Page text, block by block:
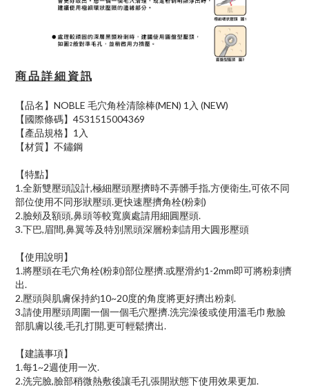
商 品 詳 細 資 訊
【品名】NOBLE 毛穴角栓清除棒(MEN) 1入 (NEW)
【國際條碼】4531515004369
【產品規格】1入
【材質】不鏽鋼
【特點】
1.全新雙壓頭設計,極細壓頭壓擠時不弄髒手指,方便衛生,可依不同
部位使用不同形狀壓頭.更快速壓擠角栓(粉刺)
2.臉頰及額頭,鼻頭等較寬廣處請用細圓壓頭.
3.下巴,眉間,鼻翼等及特別黑頭深層粉刺請用大圓形壓頭
【使用說明】
1.將壓頭在毛穴角栓(粉刺)部位壓擠.或壓滑約1-2mm即可將粉刺擠
出.
2.壓頭與肌膚保持約10~20度的角度將更好擠出粉刺.
3.請使用壓頭周圍一個一個毛穴壓擠.洗完澡後或使用溫毛巾敷臉
部肌膚以後,毛孔打開,更可輕鬆擠出.
【建議事項】
1.每1~2週使用一次.
2.洗完臉,臉部稍微熱敷後讓毛孔張開狀態下使用效果更加.